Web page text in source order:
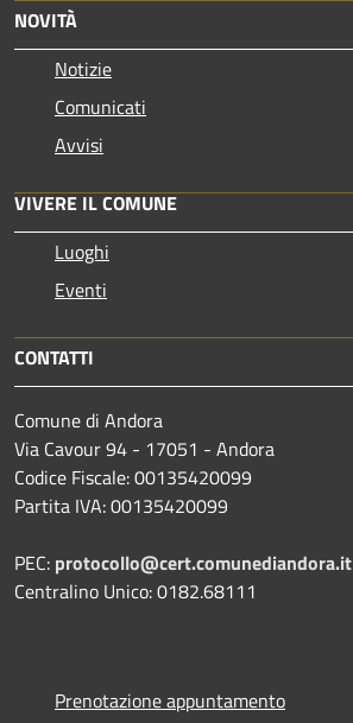
NOVITÀ
Notizie
Comunicati
Avvisi
VIVERE IL COMUNE
Luoghi
Eventi
CONTATTI
Comune di Andora
Via Cavour 94 - 17051 - Andora
Codice Fiscale: 00135420099
Partita IVA: 00135420099
PEC: protocollo@cert.comunediandora.it
Centralino Unico: 0182.68111
Prenotazione appuntamento